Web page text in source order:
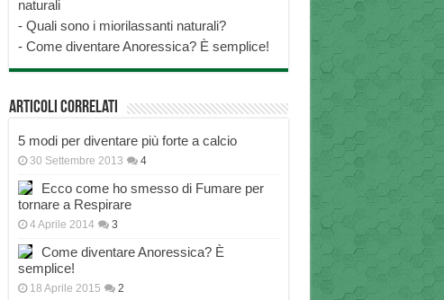
naturali
- Quali sono i miorilassanti naturali?
- Come diventare Anoressica? È semplice!
Articoli correlati
5 modi per diventare più forte a calcio
30 Settembre 2013 4
Ecco come ho smesso di Fumare per
tornare a Respirare
4 Aprile 2014 3
Come diventare Anoressica? È
semplice!
18 Aprile 2015 2